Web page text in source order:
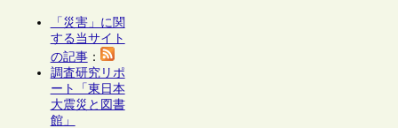
「災害」に関
する当サイト
の記事：
調査研究リポ
ート「東日本
大震災と図書
館」